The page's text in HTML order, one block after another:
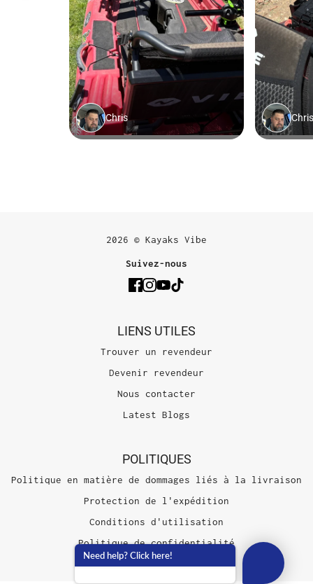
2026 © Kayaks Vibe
Suivez-nous
LIENS UTILES
Trouver un revendeur
Devenir revendeur
Nous contacter
Latest Blogs
POLITIQUES
Politique en matière de dommages liés à la livraison
Protection de l'expédition
Conditions d'utilisation
Politique de confidentialité
Need help? Click here!